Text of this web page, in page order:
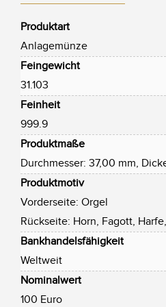
Produktart
Anlagemünze
Feingewicht
31.103
Feinheit
999.9
Produktmaße
Durchmesser: 37,00 mm,
Produktmotiv
Vorderseite: Orgel
Rückseite: Horn, Fagott,
Bankhandelsfähigkeit
Weltweit
Nominalwert
100 Euro